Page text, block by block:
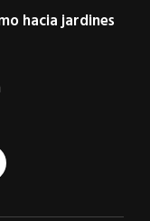
hacia jardines